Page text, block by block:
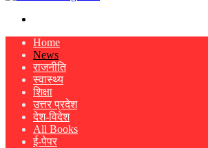
Home
News
राजनीति
स्वास्थ्य
शिक्षा
उत्तर प्रदेश
देश-विदेश
All Books
ई-पेपर